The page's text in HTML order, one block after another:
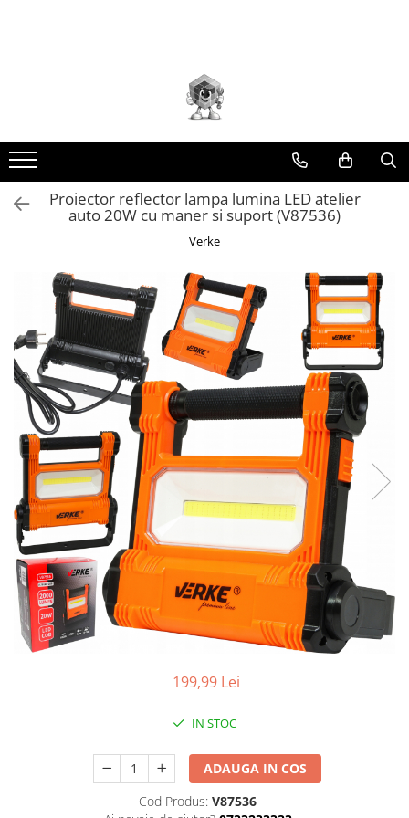
taiere/slefuire/polizare/curatare
Amestecatoare
Aparat frezat / taiat
Aparat gaurit si insurubat
Aparat de banc
Aparat de mana
Aparat masina cusut
Aparat spalat cu presiune
Aparate de ascutit
Aparate de masurat
Aparate de rindeluit
Aparate de slefuit
Aparate de tuns
Aparate de vopsit
Aparate pe acumulator / baterie
Aspiratoare
Baterii incarcatoare
Betoniera
Generatoare de ozon
Invertor / convertor curent
Proiector reflector lampa lumina LED atelier
auto 20W cu maner si suport (V87536)
Verke
199,99 Lei
IN STOC
ADAUGA IN COS
Cod Produs: V87536